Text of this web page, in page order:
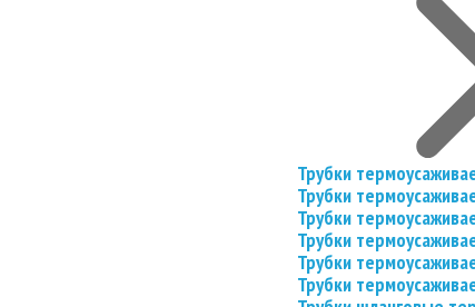
Трубки
Трубки
Трубки
Трубки
Трубки
Трубки